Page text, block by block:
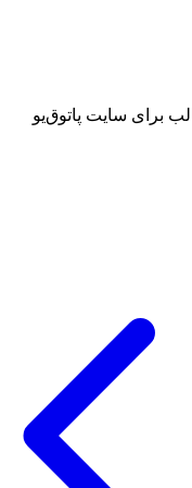
برای سایت پاتوق‌یو